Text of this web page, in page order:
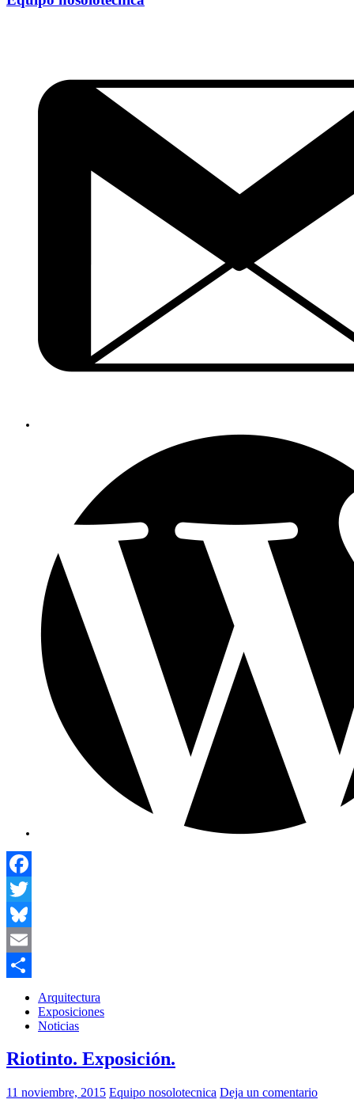
Facebook
Twitter
Bluesky
Email
Compartir
Arquitectura
Exposiciones
Noticias
Riotinto. Exposición.
11 noviembre, 2015 Equipo nosolotecnica Deja un comentario